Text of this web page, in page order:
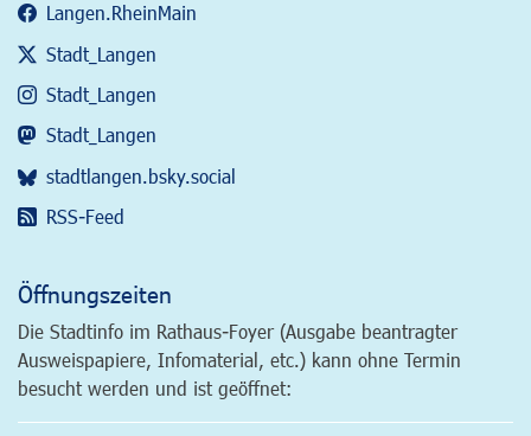
Langen.RheinMain
Stadt_Langen
Stadt_Langen
Stadt_Langen
stadtlangen.bsky.social
RSS-Feed
Öffnungszeiten
Die Stadtinfo im Rathaus-Foyer (Ausgabe beantragter
Ausweispapiere, Infomaterial, etc.) kann ohne Termin
besucht werden und ist geöffnet: